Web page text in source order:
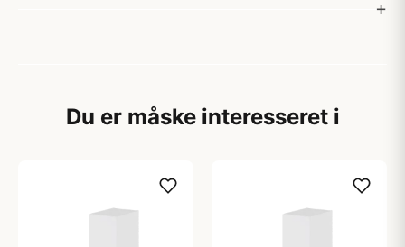
Du er måske interesseret i